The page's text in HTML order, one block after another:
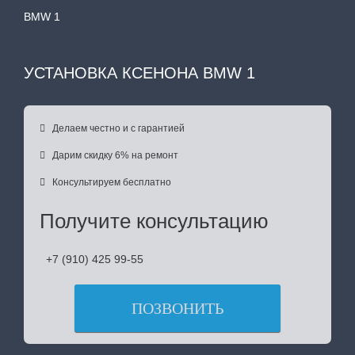
BMW 1
УСТАНОВКА КСЕНОНА BMW 1
 Делаем честно и с гарантией
 Дарим скидку 6% на ремонт
 Консультируем бесплатно
Получите консультацию
+7 (910) 425 99-55
ПОЗВОНИТЬ